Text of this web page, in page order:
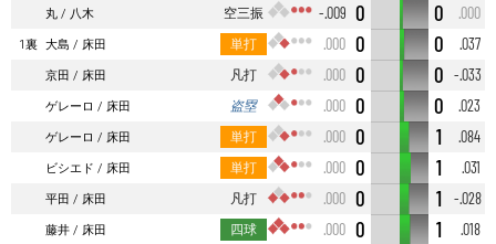
丸
八木 空三振 -.009 0 0
.000
1裏 大島 床田 単打 .000 0 0
.037
京田
床田 凡打 .000 0 0 -.033
ゲレーロ
床田 盗塁 .000 0 0
.023
ゲレーロ
床田 単打 .000 0 1
.084
ビシエド
床田 単打 .000 0 1
.031
平田
床田 凡打 .000 0 1
-.028
藤井
床田 四球 .000 0 1
.018